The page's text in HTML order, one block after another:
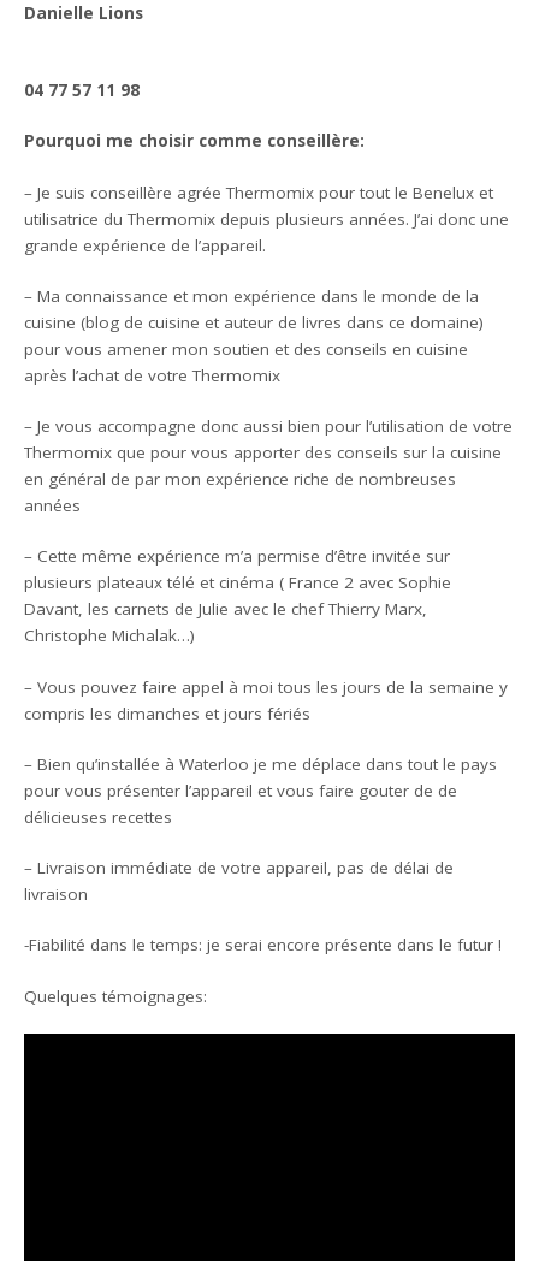
Danielle Lions
04 77 57 11 98
Pourquoi me choisir comme conseillère:
– Je suis conseillère agrée Thermomix pour tout le Benelux et
utilisatrice du Thermomix depuis plusieurs années. J’ai donc une
grande expérience de l’appareil.
– Ma connaissance et mon expérience dans le monde de la
cuisine (blog de cuisine et auteur de livres dans ce domaine)
pour vous amener mon soutien et des conseils en cuisine
après l’achat de votre Thermomix
– Je vous accompagne donc aussi bien pour l’utilisation de votre
Thermomix que pour vous apporter des conseils sur la cuisine
en général de par mon expérience riche de nombreuses
années
– Cette même expérience m’a permise d’être invitée sur
plusieurs plateaux télé et cinéma ( France 2 avec Sophie
Davant, les carnets de Julie avec le chef Thierry Marx,
Christophe Michalak…)
– Vous pouvez faire appel à moi tous les jours de la semaine y
compris les dimanches et jours fériés
– Bien qu’installée à Waterloo je me déplace dans tout le pays
pour vous présenter l’appareil et vous faire gouter de de
délicieuses recettes
– Livraison immédiate de votre appareil, pas de délai de
livraison
-Fiabilité dans le temps: je serai encore présente dans le futur !
Quelques témoignages: